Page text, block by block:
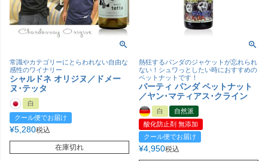
常識やカテゴリーにとらわれない自由な
感性のワイナリー
シャルドネ オリジヌ／ドメー
ヌ･テッタ
白
クール便でお届け
¥5,280税込
在庫切れ
熱狂するパンダのジャケットが忘れられ
ない！シュワっとしたい時におすすめの
ペットナットです！
パーティ パンダ ペットナット
／ヤン･マティアス･クライン
白
自然派
酸化防止剤 無添加
クール便でお届け
¥4,950税込